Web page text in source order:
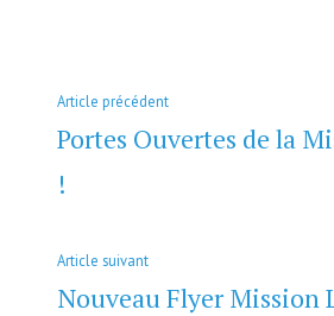
Navigation
de
l’article
Article précédentArticle
précédent :
Portes Ouvertes de la
!
Article suivantArticle
suivant
Nouveau Flyer Mission